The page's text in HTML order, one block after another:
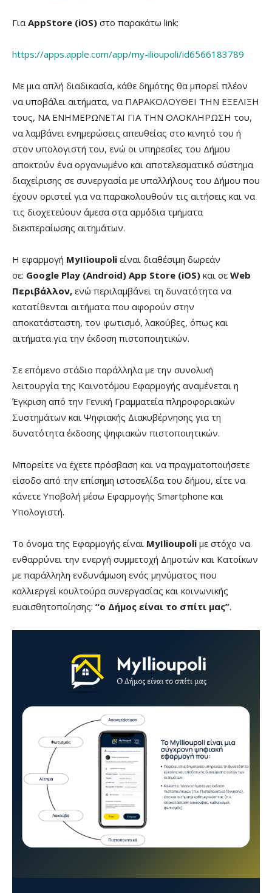
ΓιαAppStore (iOS) στο παρακάτω link:
https://apps.apple.com/app/my-ilioupoli/id6566183789
Με μια απλή διαδικασία, κάθε δημότης θα μπορεί πλέον
να υποβάλει αιτήματα, να ΠΑΡΑΚΟΛΟΥΘΕΙ ΤΗΝ ΕΞΕΛΙΞΗ
τους, ΝΑ ΕΝΗΜΕΡΩΝΕΤΑΙ ΓΙΑ ΤΗΝ ΟΛΟΚΛΗΡΩΣΗ του,
να λαμβάνει ενημερώσεις απευθείας στο κινητό του ή
στον υπολογιστή του, ενώ οι υπηρεσίες του Δήμου
αποκτούν ένα οργανωμένο και αποτελεσματικό σύστημα
διαχείρισης σε συνεργασία με υπαλλήλους του Δήμου που
έχουν οριστεί για να παρακολουθούν τις αιτήσεις και να
τις διοχετεύουν άμεσα στα αρμόδια τμήματα
διεκπεραίωσης αιτημάτων.
Η εφαρμογή MyIIioupoli είναι διαθέσιμη δωρεάν
σε: Google Play (Android) App Store (iOS) και σε Web
Περιβάλλον, ενώ περιλαμβάνει τη δυνατότητα να
κατατίθενται αιτήματα που αφορούν στην
αποκατάσταστη, τον φωτισμό, λακούβες, όπως και
αιτήματα για την έκδοση πιστοποιητικών.
Σε επόμενο στάδιο παράλληλα με την συνολική
λειτουργία της Καινοτόμου Εφαρμογής αναμένεται η
Έγκριση από την Γενική Γραμματεία πληροφοριακών
Συστημάτων και Ψηφιακής Διακυβέρνησης για τη
δυνατότητα έκδοσης ψηφιακών πιστοποιητικών.
Μπορείτε να έχετε πρόσβαση και να πραγματοποιήσετε
είσοδο από την επίσημη ιστοσελίδα του δήμου, είτε να
κάνετε Υποβολή μέσω Εφαρμογής Smartphone και
Υπολογιστή.
Το όνομα της Εφαρμογής είναι MyIlioupoli με στόχο να
ενθαρρύνει την ενεργή συμμετοχή Δημοτών και Κατοίκων
με παράλληλη ενδυνάμωση ενός μηνύματος που
καλλιεργεί κουλτούρα συνεργασίας και κοινωνικής
ευαισθητοποίησης: “ο Δήμος είναι το σπίτι μας”.